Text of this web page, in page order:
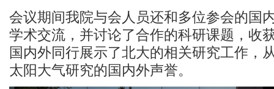
会议期间我院与会人员还和多位参会的国
学术交流，并讨论了合作的科研课题，收
国内外同行展示了北大的相关研究工作，
太阳大气研究的国内外声誉。